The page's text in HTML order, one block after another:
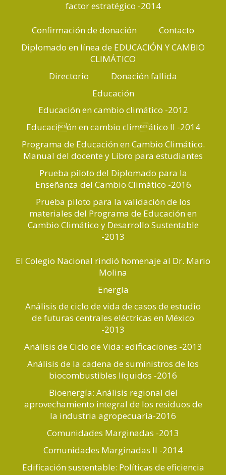
factor estratégico -2014
Confirmación de donación
Contacto
Diplomado en línea de EDUCACIÓN Y CAMBIO
CLIMÁTICO
Directorio
Donación fallida
Educación
Educación en cambio climático -2012
Educación en cambio climático II -2014
Programa de Educación en Cambio Climático.
Manual del docente y Libro para estudiantes
Prueba piloto del Diplomado para la
Enseñanza del Cambio Climático -2016
Prueba piloto para la validación de los
materiales del Programa de Educación en
Cambio Climático y Desarrollo Sustentable
-2013
El Colegio Nacional rindió homenaje al Dr. Mario
Molina
Energía
Análisis de ciclo de vida de casos de estudio
de futuras centrales eléctricas en México
-2013
Análisis de Ciclo de Vida: edificaciones -2013
Análisis de la cadena de suministros de los
biocombustibles líquidos -2016
Bioenergía: Análisis regional del
aprovechamiento integral de los residuos de
la industria agropecuaria-2016
Comunidades Marginadas -2013
Comunidades Marginadas II -2014
Edificación sustentable: Políticas de eficiencia